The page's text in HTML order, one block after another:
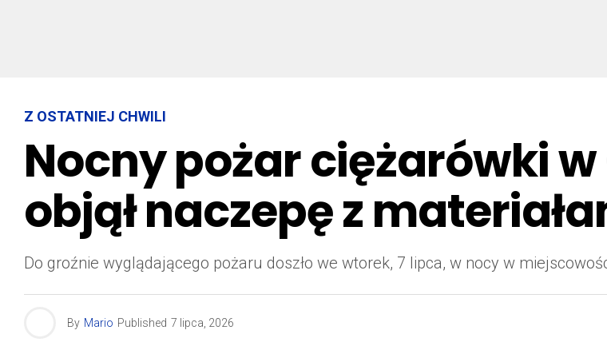
Z OSTATNIEJ CHWILI
Nocny pożar ciężarówki
objął naczepę z
Do groźnie wyglądającego pożaru doszło we wtorek, 7 lipca, w nocy w
By Mario Published 7 lipca, 2026